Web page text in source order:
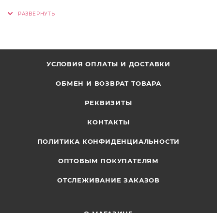
УСЛОВИЯ ОПЛАТЫ И ДОСТАВКИ
ОБМЕН И ВОЗВРАТ ТОВАРА
РЕКВИЗИТЫ
КОНТАКТЫ
ПОЛИТИКА КОНФИДЕНЦИАЛЬНОСТИ
ОПТОВЫМ ПОКУПАТЕЛЯМ
ОТСЛЕЖИВАНИЕ ЗАКАЗОВ